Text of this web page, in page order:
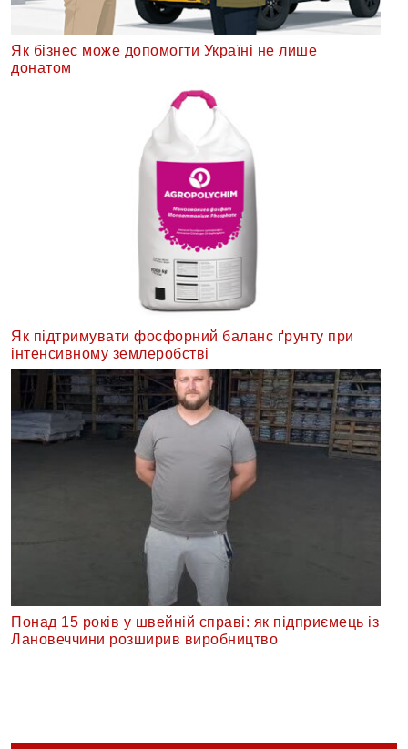
Як бізнес може допомогти Україні не лише
донатом
Як підтримувати фосфорний баланс ґрунту при
інтенсивному землеробстві
Понад 15 років у швейній справі: як підприємець із
Лановеччини розширив виробництво